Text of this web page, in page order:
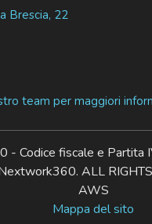
Brescia, 22
team per maggiori
- Codice fiscale e
ALL RIGHTS
AWS
Mappa del sito